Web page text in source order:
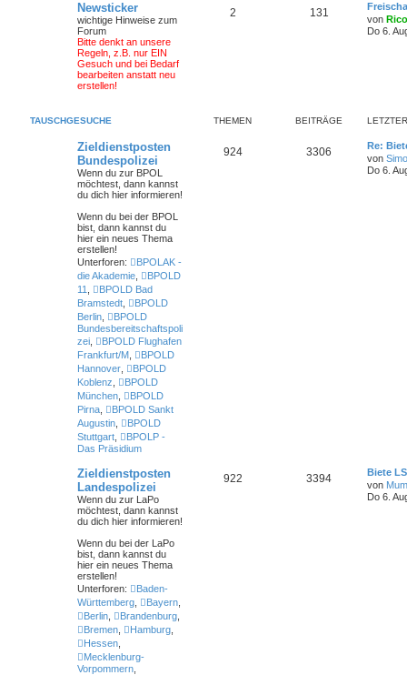
Newsticker
wichtige Hinweise zum
Forum
Bitte denkt an unsere
Regeln, z.B. nur EIN
Gesuch und bei Bedarf
bearbeiten anstatt neu
erstellen!
2 131
von
Do 6.
TAUSCHGESUCHE THEMEN BEITRÄGE
Zieldienstposten
Bundespolizei
Wenn du zur BPOL
möchtest, dann kannst
du dich hier informieren!
Wenn du bei der BPOL
bist , dann kannst du
hier ein neues Thema
erstellen!
Unterforen:
BPOLAK -
die Akademie
BPOLD
11
BPOLD Bad
Bramstedt
BPOLD
Berlin
BPOLD
Bundesbereitschaftspoli
zei
BPOLD Flughafen
Frankfurt/M
BPOLD
Hannover
BPOLD
Koblenz
BPOLD
München
BPOLD
Pirna
BPOLD Sankt
Augustin
BPOLD
Stuttgart
BPOLP -
Das Präsidium
924 3306
Re:
von
Do 6.
Zieldienstposten
Landespolizei
Wenn du zur LaPo
möchtest, dann kannst
du dich hier informieren!
Wenn du bei der LaPo
bist , dann kannst du
hier ein neues Thema
erstellen!
Unterforen:
Baden-
Württemberg
Bayern
Berlin
Brandenburg
Bremen
Hamburg
Hessen
Mecklenburg-
Vorpommern
922 3394
Biete
von
Do 6.